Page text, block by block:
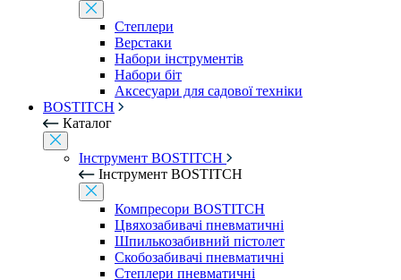
Степлери
Верстаки
Набори інструментів
Набори біт
Аксесуари для садової техніки
BOSTITCH
Каталог
Інструмент BOSTITCH
Інструмент BOSTITCH
Компресори BOSTITCH
Цвяхозабивачі пневматичні
Шпилькозабивний пістолет
Скобозабивачі пневматичні
Степлери пневматичні